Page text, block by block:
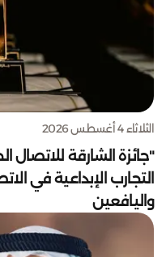
الثلاثاء 4 أغسطس 2026
"جائزة الشارقة
التجارب الإبداعية في
واليافعين